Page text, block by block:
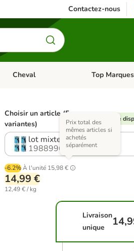
Contactez-nous
Dérouler les catégories: Oiseau
Cheval Dérouler les
Top Marques
Choisir un article (5
variantes)
Remise
lot mixte (4 saveurs)
1988996.1
-6.2% À l'unité 15,98 €
Prix total des
mêmes articles si
achetés
séparément
14,99 €
12,49 € / kg
Livraison
unique